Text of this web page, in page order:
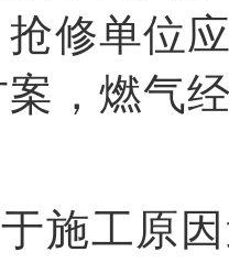
修单位
，燃气
施工原